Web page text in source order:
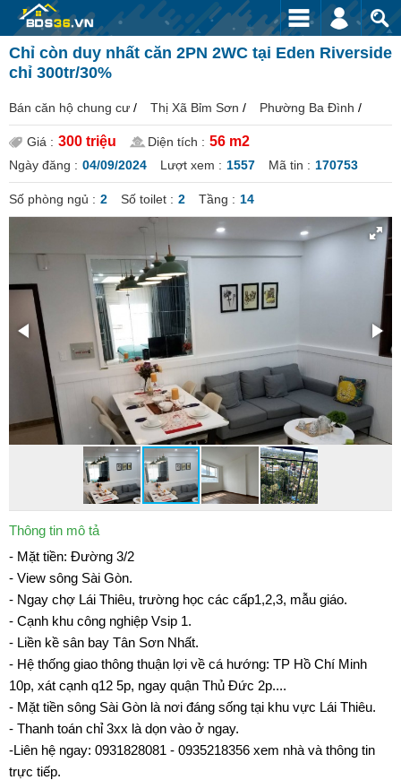
Chỉ còn duy nhất căn 2PN 2WC tại Eden Riverside
chỉ 300tr/30%
Bán căn hộ chung cư / Thị Xã Bỉm Sơn / Phường Ba Đình /
Giá : 300 triệu Diện tích : 56 m2
Ngày đăng : 04/09/2024 Lượt xem : 1557 Mã tin : 170753
Số phòng ngủ : 2 Số toilet : 2 Tầng : 14
Thông tin mô tả
- Mặt tiền: Đường 3/2
- View sông Sài Gòn.
- Ngay chợ Lái Thiêu, trường học các cấp1,2,3, mẫu giáo.
- Cạnh khu công nghiệp Vsip 1.
- Liền kề sân bay Tân Sơn Nhất.
- Hệ thống giao thông thuận lợi về cá hướng: TP Hồ Chí Minh
10p, xát cạnh q12 5p, ngay quận Thủ Đức 2p....
- Mặt tiền sông Sài Gòn là nơi đáng sống tại khu vực Lái Thiêu.
- Thanh toán chỉ 3xx là dọn vào ở ngay.
-Liên hệ ngay: 0931828081 - 0935218356 xem nhà và thông tin
trực tiếp.